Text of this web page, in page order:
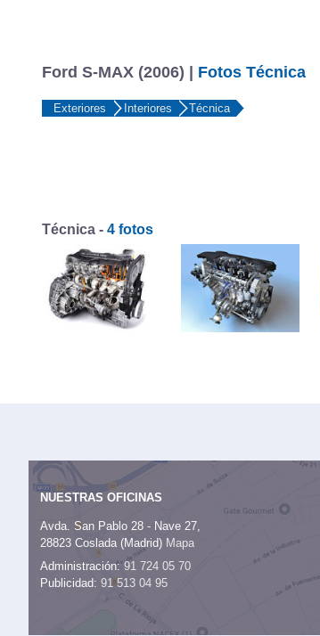
Ford S-MAX (2006) | Fotos Técnica
Exteriores Interiores Técnica
Técnica - 4 fotos
NUESTRAS OFICINAS
Avda. San Pablo 28 - Nave 27,
28823 Coslada (Madrid) Mapa
Administración:91 724 05 70
Publicidad: 91 513 04 95